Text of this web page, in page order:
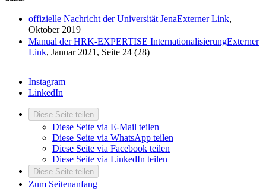
offizielle Nachricht der Universität JenaExterner Link,
Oktober 2019
Manual der HRK-EXPERTISE InternationalisierungExterner
Link, Januar 2021, Seite 24 (28)
Instagram
LinkedIn
Diese Seite teilen
Diese Seite via E-Mail teilen
Diese Seite via WhatsApp teilen
Diese Seite via Facebook teilen
Diese Seite via LinkedIn teilen
Diese Seite teilen
Zum Seitenanfang